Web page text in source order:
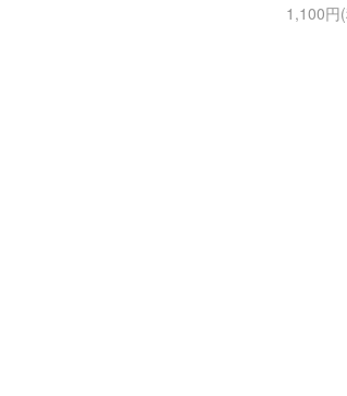
1,100円